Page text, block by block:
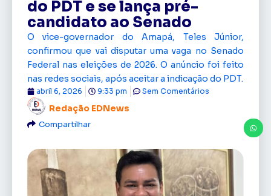
do PDT e se lança pré-
candidato ao Senado
O vice-governador do Amapá, Teles Júnior,
confirmou que vai disputar uma vaga no Senado
Federal nas eleições de 2026. O anúncio foi feito
nas redes sociais, após aceitar a indicação do PDT.
Redação EDNews
abril 6, 2026 9:33 pm Sem Comentários
Compartilhar